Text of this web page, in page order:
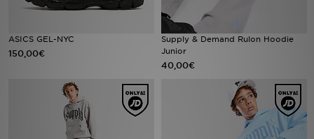
ASICS GEL-NYC
150,00€
Supply & Demand Rulon Hoodie
Junior
40,00€
Minun JD
Minun viestini